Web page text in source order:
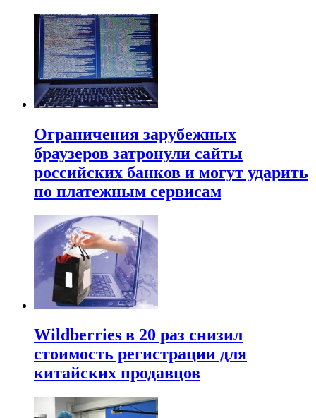
Ограничения зарубежных
браузеров затронули сайты
российских банков и могут ударить
по платежным сервисам
Wildberries в 20 раз снизил
стоимость регистрации для
китайских продавцов